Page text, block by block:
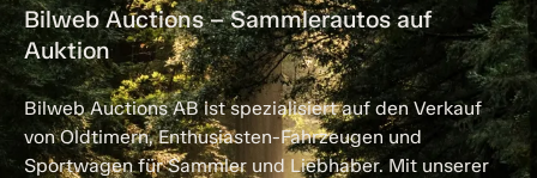
Bilweb Auctions – Sammlerautos auf
Auktion
Bilweb Auctions AB ist spezialisiert auf den Verkauf
von Oldtimern, Enthusiasten-Fahrzeugen und
Sportwagen für Sammler und Liebhaber. Mit unserer